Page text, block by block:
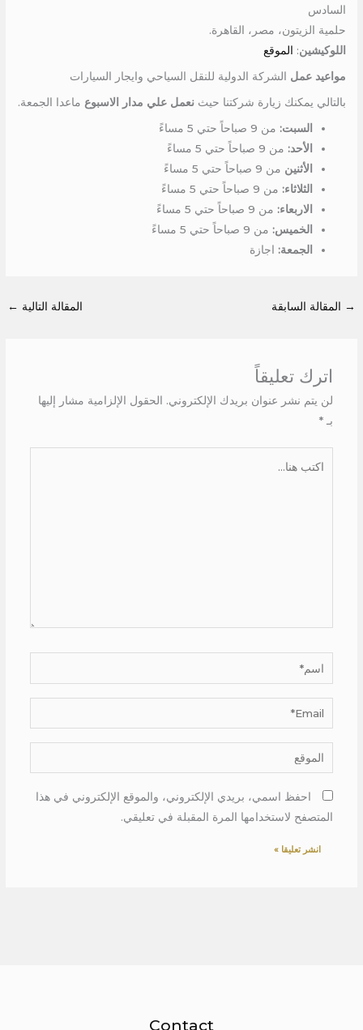
السادس
حلمية الزيتون، مصر، القاهرة.
اللوكيشين: الموقع
مواعيد عمل الشركة الدولية للنقل السياحي وايجار السيارات
بالتالي يمكنك زيارة شركتنا حيثنعمل علي مدار الاسبوع ماعدا الجمعة.
السبت: من 9 صباحاً حتي 5 مساءً
الأحد: من 9 صباحاً حتي 5 مساءً
الأثنين من 9 صباحاً حتي 5 مساءً
الثلاثاء: من 9 صباحاً حتي 5 مساءً
الاربعاء: من 9 صباحاً حتي 5 مساءً
الخميس: من 9 صباحاً حتي 5 مساءً
الجمعة: اجازة
→ المقالة السابقة المقالة التالية ←
اترك تعليقاً
لن يتم نشر عنوان بريدك الإلكتروني. الحقول الإلزامية مشار إليها
بـ *
اسم*
Email*
الموقع
احفظ اسمي، بريدي الإلكتروني، والموقع الإلكتروني في هذا
المتصفح لاستخدامها المرة المقبلة في تعليقي.
Contact